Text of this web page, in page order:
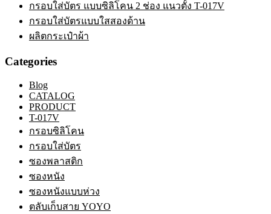
กรอบใส่บัตร แบบซิลิโคน 2 ช่อง แนวตั้ง T-017V
กรอบใส่บัตรแบบใสสองด้าน
ผลิตกระเป๋าผ้า
Categories
Blog
CATALOG
PRODUCT
T-017V
กรอบซิลิโคน
กรอบใส่บัตร
ซองพลาสติก
ซองหนัง
ซองหนังแบบห่วง
ตลับเก็บสาย YOYO